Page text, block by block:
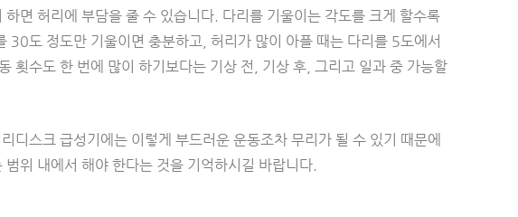
면 허리에 부담을 줄 수 있습니다. 다리를 기울이는 각도를 크게 할수록
도 정도만 기울이면 충분하고, 허리가 많이 아플 때는 다리를 5도에서
횟수도 한 번에 많이 하기보다는 기상 전, 기상 후, 그리고 일과 중 가능할
디스크 급성기에는 이렇게 부드러운 운동조차 무리가 될 수 있기 때문에
위 내에서 해야 한다는 것을 기억하시길 바랍니다.